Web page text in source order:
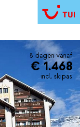
8 dagen vanaf
€ 1.468
incl. skipas